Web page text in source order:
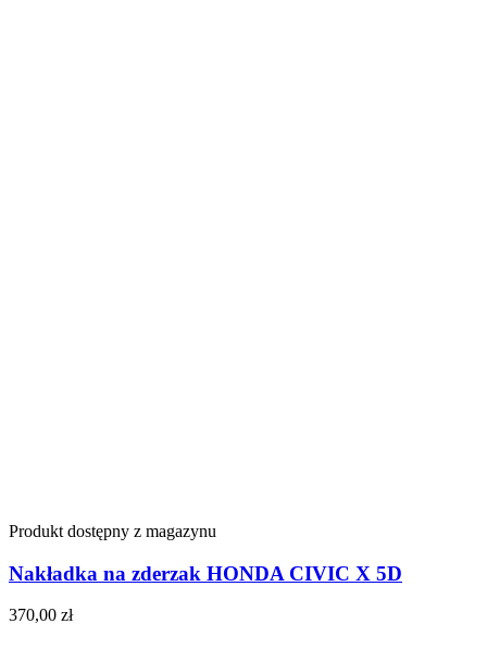
Produkt dostępny z magazynu
Nakładka na zderzak HONDA CIVIC X 5D
370,00 zł